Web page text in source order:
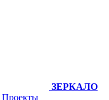
ЗЕРКАЛО
Проекты